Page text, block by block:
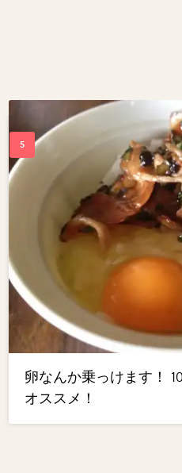
卵なんか乗っけます！
オススメ！